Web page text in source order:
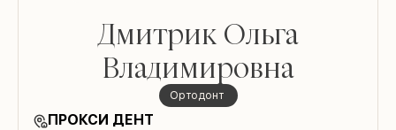
Дмитрик Ольга
Владимировна
ортодонт
ПРОКСИ ДЕНТ